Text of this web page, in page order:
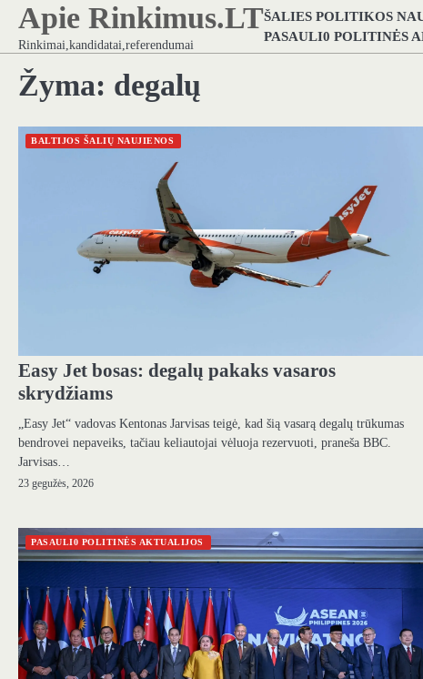
Skip
content
Apie Rinkimus.LT
Rinkimai,kandidatai,referendumai
ŠALIES POLITIKOS
PASAULI0 POLITINĖS
Žyma: degalų
BALTIJOS ŠALIŲ NAUJIENOS
Easy Jet bosas: degalų pakaks vasaros
skrydžiams
„Easy Jet“ vadovas Kentonas Jarvisas teigė, kad šią vasarą degalų trūkumas
bendrovei nepaveiks, tačiau keliautojai vėluoja rezervuoti, praneša BBC.
Jarvisas…
23 gegužės, 2026
PASAULI0 POLITINĖS AKTUALIJOS